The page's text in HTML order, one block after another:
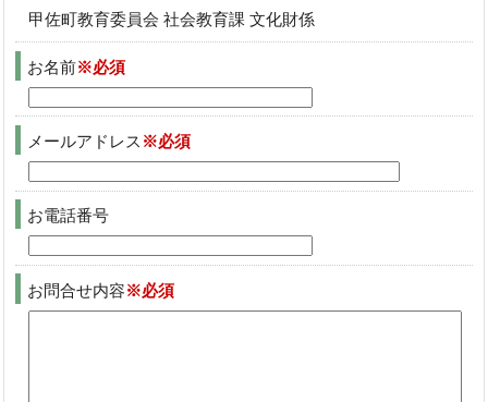
甲佐町教育委員会 社会教育課 文化財係
お名前※必須
メールアドレス ※必須
お電話番号
お問合せ内容※必須